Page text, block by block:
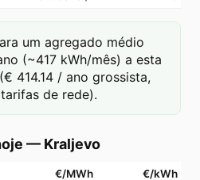
um agregado médio
(~417 kWh/mês) a esta
414.14 / ano grossista,
de rede).
— Kraljevo
€/MWh €/kWh